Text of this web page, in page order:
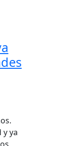
y ya